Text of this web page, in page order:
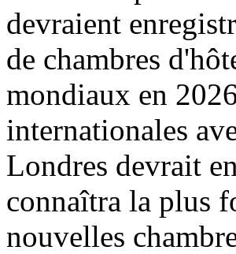
devraient
de chambres
mondiaux en
internationales
Londres devrait
connaîtra la plus
nouvelles